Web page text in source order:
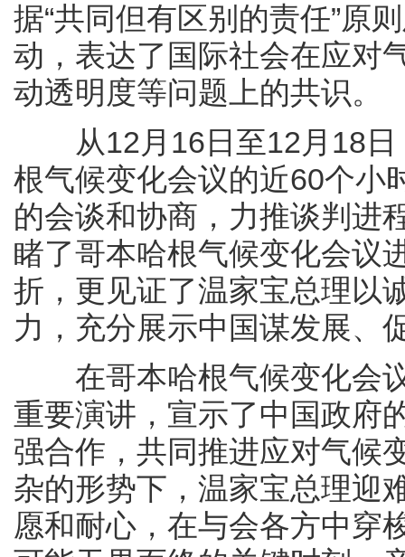
据“共同但有区别的责任”原
动，表达了国际社会在应对
动透明度等问题上的共识。
从12月16日至12月18日
根气候变化会议的近60个小
的会谈和协商，力推谈判进
睹了哥本哈根气候变化会议
折，更见证了温家宝总理以
力，充分展示中国谋发展、
在哥本哈根气候变化会议
重要演讲，宣示了中国政府
强合作，共同推进应对气候
杂的形势下，温家宝总理迎
愿和耐心，在与会各方中穿